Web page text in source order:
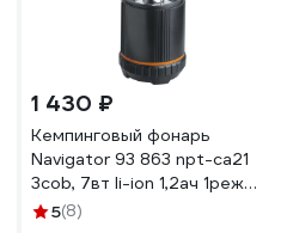
1 430 ₽
Кемпинговый фонарь
Navigator 93 863 npt-ca21
3cob, 7вт li-ion 1,2ач 1реж
93863
5(8)